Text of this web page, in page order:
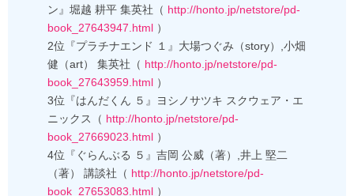
ン』堀越 耕平 集英社（ http://honto.jp/netstore/pd-
book_27643947.html ）
2位『プラチナエンド １』大場つぐみ（story）,小畑
健（art） 集英社（ http://honto.jp/netstore/pd-
book_27643959.html ）
3位『はんだくん ５』ヨシノサツキ スクウェア・エ
ニックス（ http://honto.jp/netstore/pd-
book_27669023.html ）
4位『ぐらんぶる ５』吉岡 公威（著）,井上 堅二
（著） 講談社（ http://honto.jp/netstore/pd-
book_27653083.html ）